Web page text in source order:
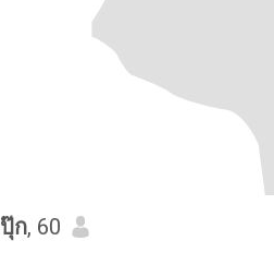
พวงมาลัย แหวนหล่อ ปุ๊ก, 60